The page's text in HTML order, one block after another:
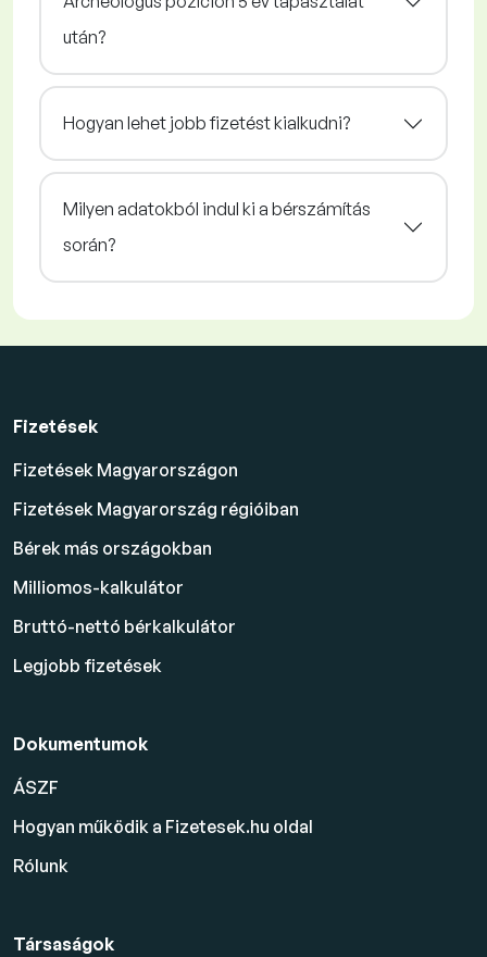
után?
Hogyan lehet jobb fizetést kialkudni?
Milyen adatokból indul ki a bérszámítás
során?
Fizetések
Fizetések Magyarországon
Fizetések Magyarország régióiban
Bérek más országokban
Milliomos-kalkulátor
Bruttó-nettó bérkalkulátor
Legjobb fizetések
Dokumentumok
ÁSZF
Hogyan működik a Fizetesek.hu oldal
Rólunk
Társaságok